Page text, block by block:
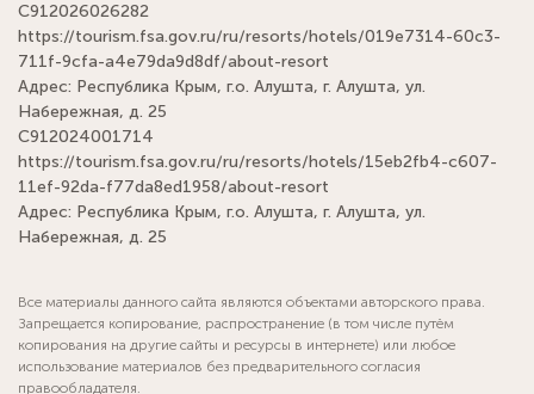
С912026026282
https://tourism.fsa.gov.ru/ru/resorts/hotels/019e7314-60c3-
711f-9cfa-a4e79da9d8df/about-resort
Адрес: Республика Крым, г.о. Алушта, г. Алушта, ул.
Набережная, д. 25
С912024001714
https://tourism.fsa.gov.ru/ru/resorts/hotels/15eb2fb4-c607-
11ef-92da-f77da8ed1958/about-resort
Адрес: Республика Крым, г.о. Алушта, г. Алушта, ул.
Набережная, д. 25
Все материалы данного сайта являются объектами авторского права.
Запрещается копирование, распространение (в том числе путём
копирования на другие сайты и ресурсы в интернете) или любое
использование материалов без предварительного согласия
правообладателя.